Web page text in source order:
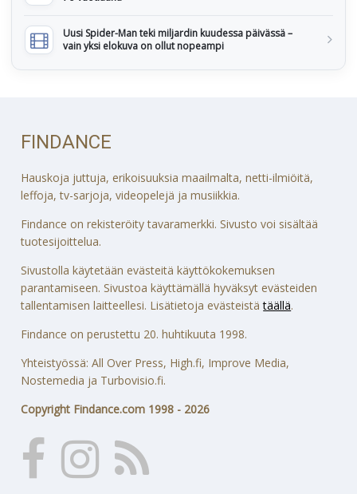
Uusi Spider-Man teki miljardin kuudessa päivässä –
vain yksi elokuva on ollut nopeampi
FINDANCE
Hauskoja juttuja, erikoisuuksia maailmalta, netti-ilmiöitä,
leffoja, tv-sarjoja, videopelejä ja musiikkia.
Findance on rekisteröity tavaramerkki. Sivusto voi sisältää
tuotesijoittelua.
Sivustolla käytetään evästeitä käyttökokemuksen
parantamiseen. Sivustoa käyttämällä hyväksyt evästeiden
tallentamisen laitteellesi. Lisätietoja evästeistätäällä.
Findance on perustettu 20. huhtikuuta 1998.
Yhteistyössä: All Over Press, High.fi, Improve Media,
Nostemedia ja Turbovisio.fi.
Copyright Findance.com 1998 - 2026